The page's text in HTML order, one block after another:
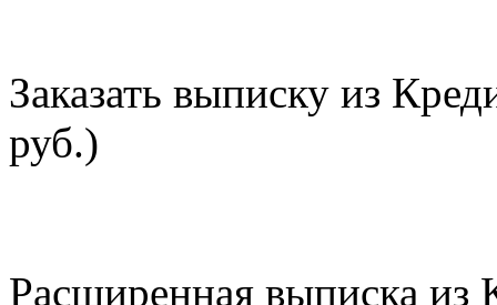
Заказать выписку из
руб.)
Расширенная выписка из